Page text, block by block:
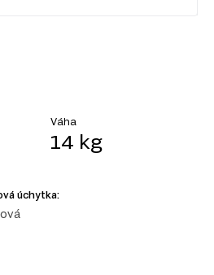
Váha
14 kg
úchytka: